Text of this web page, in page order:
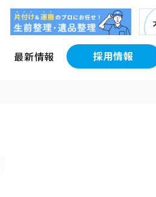
最新情報 採用情報